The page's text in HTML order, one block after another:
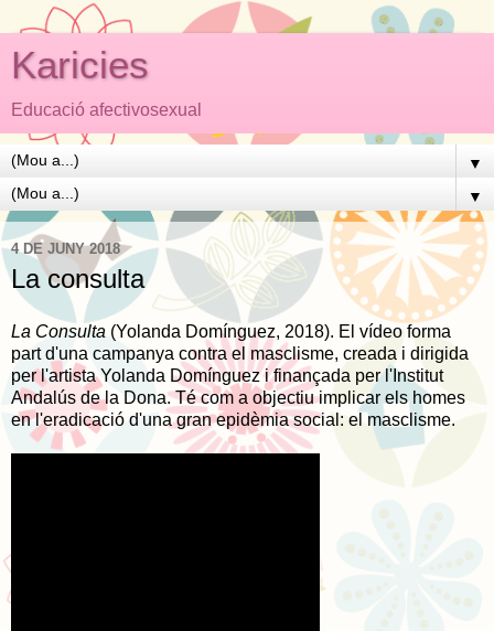
Karicies
Educació afectivosexual
▼
▼
4 DE JUNY 2018
La consulta
La Consulta (Yolanda Domínguez, 2018). El vídeo forma
part d'una campanya contra el masclisme, creada i dirigida
per l'artista Yolanda Domínguez i finançada per l'Institut
Andalús de la Dona. Té com a objectiu implicar els homes
en l'eradicació d'una gran epidèmia social: el masclisme.